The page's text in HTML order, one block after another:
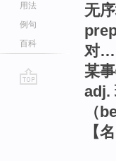
用法
例句
百科
无
对
某
adj.
（
【